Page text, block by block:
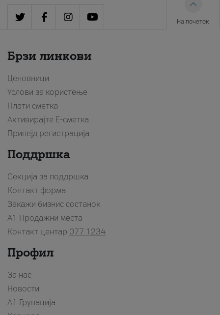
На почеток
Брзи линкови
Ценовници
Услови за користење
Плати сметка
Активирајте Е-сметка
Припејд регистрација
Поддршка
Секција за поддршка
Контакт форма
Закажи бизнис состанок
A1 Продажни места
Контакт центар 077 1234
Профил
За нас
Новости
А1 Групација